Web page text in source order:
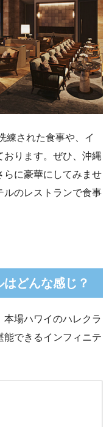
練された食事や、イ
おります。ぜひ、沖縄
らに豪華にしてみませ
ルのレストランで食事
どんな感じ？
場ハワイのハレクラ
能できるインフィニテ